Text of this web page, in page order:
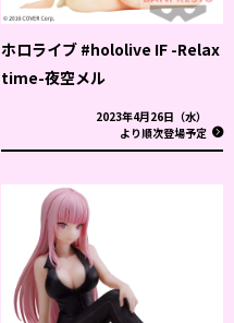
ホロライブ #hololive IF -Relax
time-夜空メル
2023年4月26日（水）
より順次登場予定